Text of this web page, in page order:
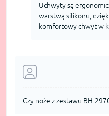
Uchwyty są
warstwą silikonu,
komfortowy chwyt w
Czy noże z zestawu BH-